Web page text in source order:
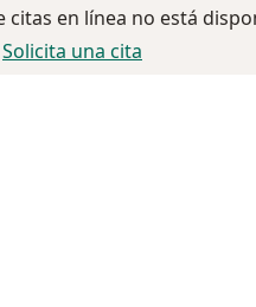
citas en línea no está
Solicita una cita